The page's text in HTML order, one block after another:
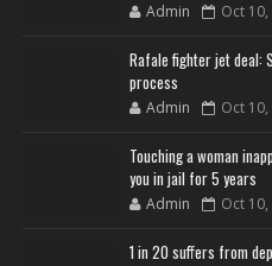
Admin Oct
Rafale fighter jet deal:
process
Admin Oct
Touching a woman
you in jail for 5 years
Admin Oct
1 in 20 suffers from